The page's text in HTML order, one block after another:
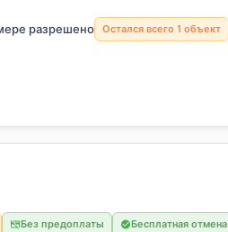
разрешено Остался всего 1 объект
Без предоплаты Бесплатная отмена